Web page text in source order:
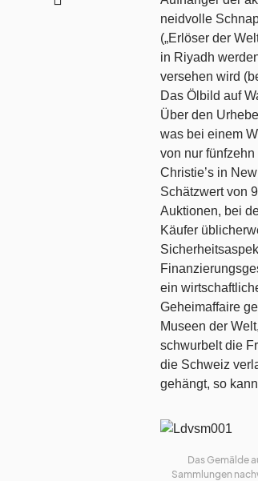
neidvolle
(„Erlöser der
in Riyadh
versehen wird
Das Ölbild auf
Über den
was bei einem
von nur
Christie’s in
Schätzwert von
Auktionen, bei
Käufer
ein
Geheimaffaire
Museen der
schwurbelt die
die Schweiz
gehängt, so
Das Gemälde
Sammlungen